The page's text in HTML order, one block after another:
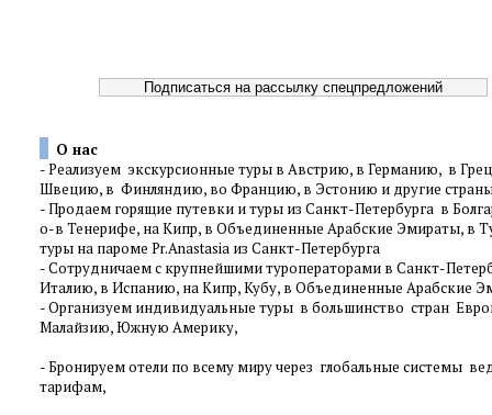
О нас
-Реализуем экскурсионные туры в Австрию, в Германию, в
Швецию, в Финляндию, во Францию, в Эстонию и другие
-Продаем горящие путевки и туры из Санкт-Петербурга в
о-в Тенерифе, на Кипр, в Объединенные Арабские Эмираты, в
туры на пароме Pr.Anastasia из Санкт-Петербурга
-Сотрудничаем с крупнейшими туроператорами в Санкт-
Италию, в Испанию, на Кипр, Кубу, в Объединенные Арабские
-Организуем индивидуальные туры в большинство стран
Малайзию, Южную Америку,
-Бронируем отели по всему миру через глобальные системы
тарифам,